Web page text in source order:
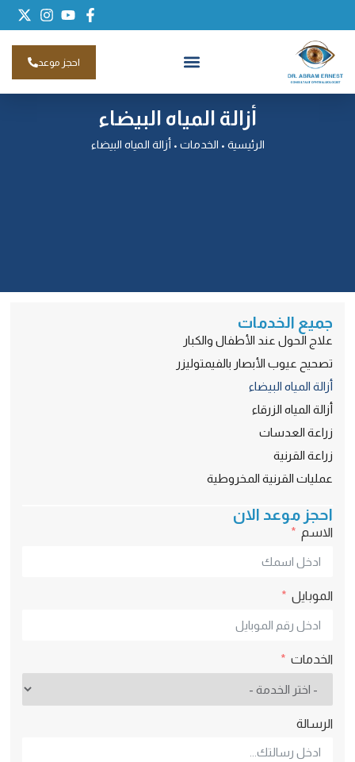
احجز موعد
أزالة المياه البيضاء
الرئيسية • الخدمات • أزالة المياه البيضاء
جميع الخدمات
علاج الحول عند الأطفال والكبار
تصحيح عيوب الأبصار بالفيمتوليزر
أزالة المياه البيضاء
أزالة المياه الزرقاء
زراعة العدسات
زراعة القرنية
عمليات القرنية المخروطية
احجز موعد الان
الاسم
الموبايل
الخدمات
الرسالة